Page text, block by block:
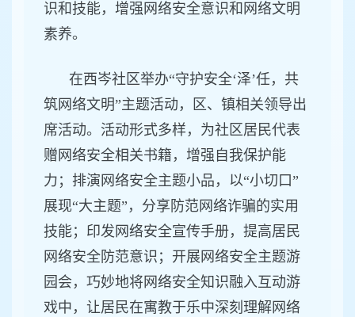
识和技能，增强网络安全意识和网络文明
素养。
在西岑社区举办“守护安全‘泽’任，共
筑网络文明”主题活动，区、镇相关领导出
席活动。活动形式多样，为社区居民代表
赠网络安全相关书籍，增强自我保护能
力；排演网络安全主题小品，以“小切口”
展现“大主题”，分享防范网络诈骗的实用
技能；印发网络安全宣传手册，提高居民
网络安全防范意识；开展网络安全主题游
园会，巧妙地将网络安全知识融入互动游
戏中，让居民在寓教于乐中深刻理解网络